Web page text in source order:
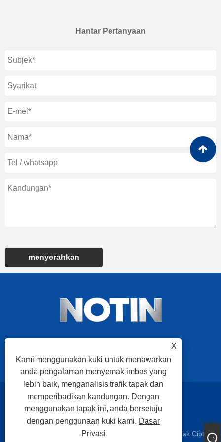
Hantar Pertanyaan
menyerahkan
X
Kami menggunakan kuki untuk menawarkan
anda pengalaman menyemak imbas yang
lebih baik, menganalisis trafik tapak dan
memperibadikan kandungan. Dengan
menggunakan tapak ini, anda bersetuju
dengan penggunaan kuki kami. Dasar
Privasi
Sitemap XML Dasar Privasi
Hak Cipta © 2025 Nuote Metals Technology Co.,Ltd. Hak Cipta